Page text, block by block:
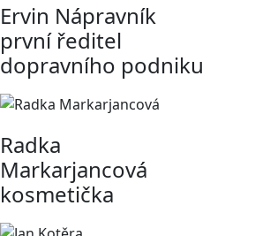
Ervin Nápravník
první ředitel
dopravního podniku
Radka
Markarjancová
kosmetička